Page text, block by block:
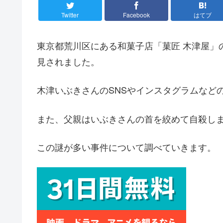
Twitter Facebook はてブ
東京都荒川区にある和菓子店「菓匠 木津屋
見されました。
木津いぶきさんのSNSやインスタグラムなど
また、父親はいぶきさんの首を絞めて自殺し
この謎が多い事件について調べていきます。